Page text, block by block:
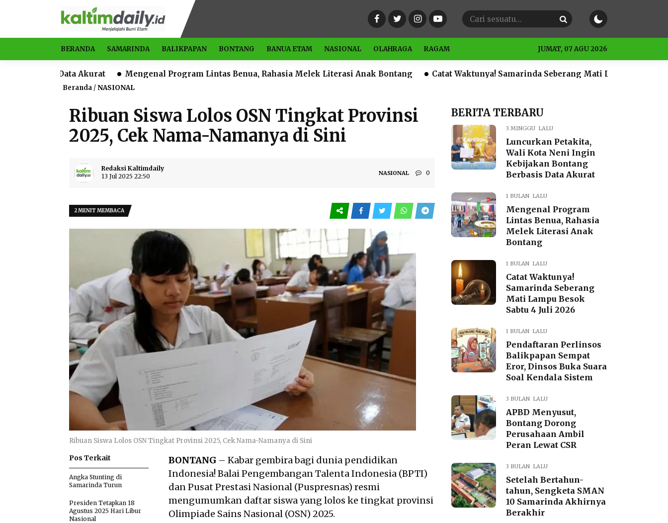
BERANDA SAMARINDA BALIKPAPAN BONTANG BANUA ETAM NASIONAL OLAHRAGA RAGAM JUMAT, 07 AGU 2026
Mengenal Program Lintas Benua, Rahasia Melek Literasi Anak Bontang Catat Waktunya! Samarinda Seberang Mati Lampu Besok Sabtu 4 Juli 2026
Beranda /NASIONAL
Ribuan Siswa Lolos OSN Tingkat Provinsi
2025, Cek Nama-Namanya di Sini
Redaksi Kaltimdaily
13 Jul 2025 22:50
NASIONAL 0
2 MENIT MEMBACA
Ribuan Siswa Lolos OSN Tingkat Provinsi 2025, Cek Nama-Namanya di Sini
BONTANG – Kabar gembira bagi dunia pendidikan
Indonesia! Balai Pengembangan Talenta Indonesia (BPTI)
dan Pusat Prestasi Nasional (Puspresnas) resmi
mengumumkan daftar siswa yang lolos ke tingkat provinsi
Olimpiade Sains Nasional (OSN) 2025.
Pos Terkait
Angka Stunting di
Samarinda Turun
Presiden Tetapkan 18
Agustus 2025 Hari Libur
Nasional
BERITA TERBARU
3 MINGGU LALU
Luncurkan Petakita,
Wali Kota Neni Ingin
Kebijakan Bontang
Berbasis Data Akurat
1 BULAN LALU
Mengenal Program
Lintas Benua, Rahasia
Melek Literasi Anak
Bontang
1 BULAN LALU
Catat Waktunya!
Samarinda Seberang
Mati Lampu Besok
Sabtu 4 Juli 2026
1 BULAN LALU
Pendaftaran Perlinsos
Balikpapan Sempat
Eror, Dinsos Buka Suara
Soal Kendala Sistem
3 BULAN LALU
APBD Menyusut,
Bontang Dorong
Perusahaan Ambil
Peran Lewat CSR
3 BULAN LALU
Setelah Bertahun-
tahun, Sengketa SMAN
10 Samarinda Akhirnya
Berakhir